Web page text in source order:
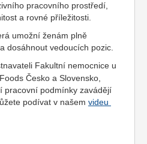
pracovního prostředí,
a rovné příležitosti.
umožní ženám plně
dosáhnout vedoucích pozic.
Fakultní nemocnice u
Česko a Slovensko,
pracovní podmínky zavádějí
podívat v našem videu